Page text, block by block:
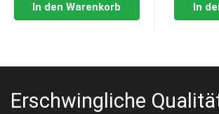
In den Warenkorb In
Erschwingliche